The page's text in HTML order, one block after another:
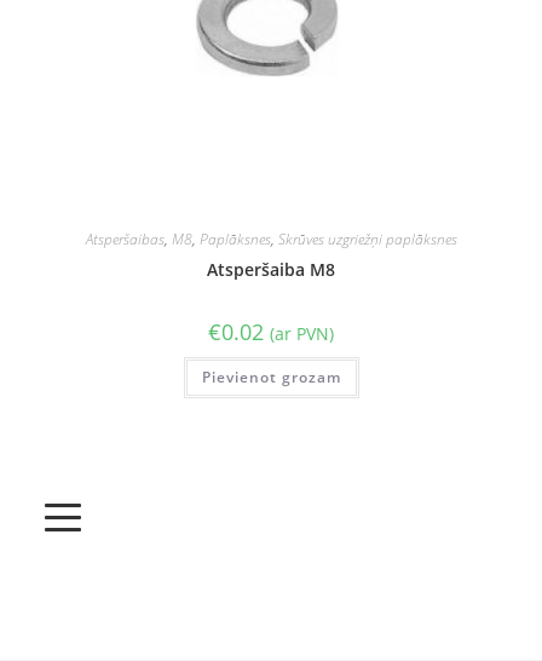
Atsperšaibas, M8, Paplāksnes, Skrūves uzgriežņi paplāksnes
Atsperšaiba M8
€0.02 (ar PVN)
Pievienot grozam